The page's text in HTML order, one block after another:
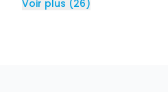
Voir plus (26)